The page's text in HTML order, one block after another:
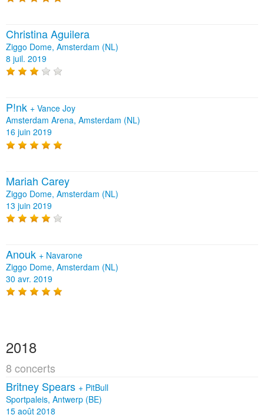
Christina Aguilera
Ziggo Dome, Amsterdam (NL)
8 juil. 2019
P!nk + Vance Joy
Amsterdam Arena, Amsterdam (NL)
16 juin 2019
Mariah Carey
Ziggo Dome, Amsterdam (NL)
13 juin 2019
Anouk + Navarone
Ziggo Dome, Amsterdam (NL)
30 avr. 2019
2018
8 concerts
Britney Spears + PitBull
Sportpaleis, Antwerp (BE)
15 août 2018